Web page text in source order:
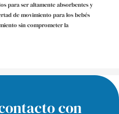
para ser altamente absorbentes y
de movimiento para los bebés
sin comprometer la
con